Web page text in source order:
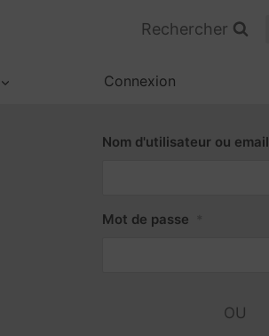
Rechercher
Connexion
Nom d'utilisateur ou email
Mot de passe
OU